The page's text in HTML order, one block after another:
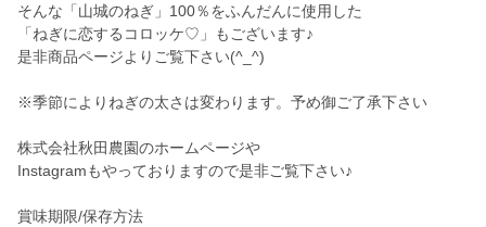
そんな「山城のねぎ」100％をふんだんに使用した
「ねぎに恋するコロッケ♡」もございます♪
是非商品ページよりご覧下さい(^_^)
※季節によりねぎの太さは変わります。予め御ご了承下さい
株式会社秋田農園のホームページや
Instagramもやっておりますので是非ご覧下さい♪
賞味期限/保存方法